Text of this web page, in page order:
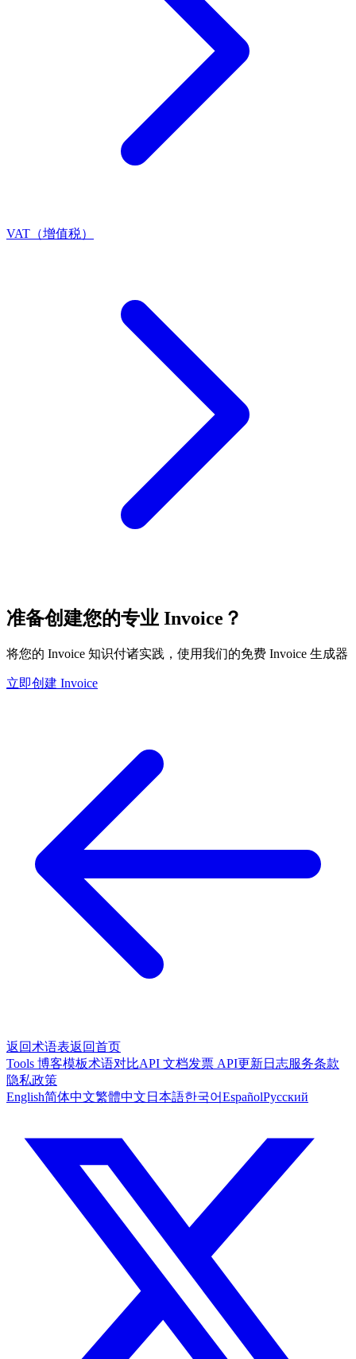
VAT（增值税）
准备创建您的专业 Invoice？
将您的 Invoice 知识付诸实践，使用我们的免费 Invoice 生成器
立即创建 Invoice
返回术语表返回首页
Tools 博客模板术语对比API 文档发票 API更新日志服务条款
隐私政策
English简体中文繁體中文 日本語한국어EspañolРусский